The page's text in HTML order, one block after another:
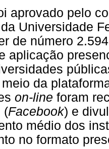
aprovado pelo
Universidade
de número
aplicação
meio da
on-line foram
(Facebook) e
médio dos
no formato